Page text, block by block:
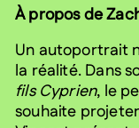
À propos de
Un autoportrait
la réalité. Dans
fils Cyprien, le
souhaite